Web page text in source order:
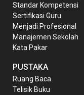
Standar Kompetensi
Sertifikasi Guru
Menjadi Profesional
Manajemen Sekolah
Kata Pakar
PUSTAKA
Ruang Baca
Telisik Buku